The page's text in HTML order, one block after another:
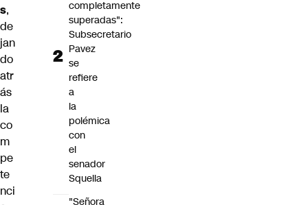
s,
de
jan
do
atr
ás
la
co
m
pe
te
nci
completamente
superadas":
Subsecretario
Pavez
se
refiere
a
la
polémica
con
el
senador
Squella
"Señora